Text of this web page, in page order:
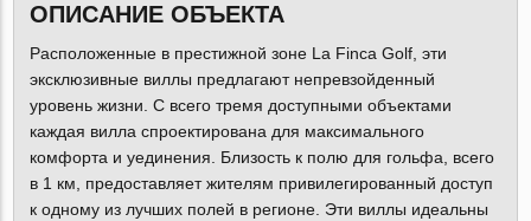
ОПИСАНИЕ ОБЪЕКТА
Расположенные в престижной зоне La Finca Golf, эти
эксклюзивные виллы предлагают непревзойденный
уровень жизни. С всего тремя доступными объектами
каждая вилла спроектирована для максимального
комфорта и уединения. Близость к полю для гольфа, всего
в 1 км, предоставляет жителям привилегированный доступ
к одному из лучших полей в регионе. Эти виллы идеальны